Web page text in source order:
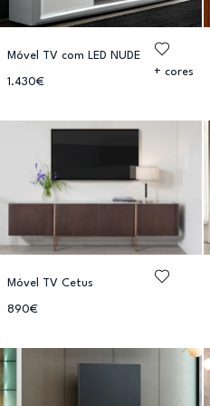
Móvel TV com LED NUDE
1.430€
+ cores
Móvel TV Cetus
890€